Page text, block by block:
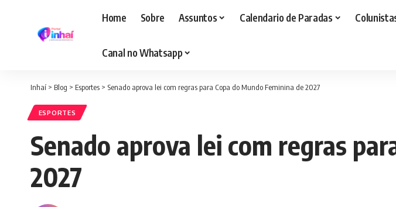
Home Sobre Assuntos Calendario de Paradas
Canal no Whatsapp
Inhaí > Blog > Esportes > Senado aprova lei com regras para Copa do Mundo Feminina de 2027
ESPORTES
Senado aprova lei com regras
2027